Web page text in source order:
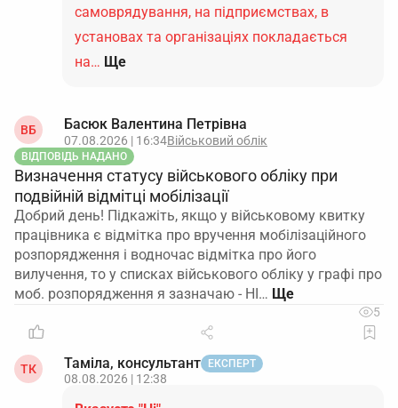
самоврядування, на підприємствах, в
установах та організаціях покладається
на… Ще
ВБ Басюк Валентина Петрівна
07.08.2026 | 16:34Військовий облік
ВІДПОВІДЬ НАДАНО
Визначення статусу військового обліку при
подвійній відмітці мобілізації
Добрий день! Підкажіть, якщо у військовому квитку
працівника є відмітка про вручення мобілізаційного
розпорядження і водночас відмітка про його
вилучення, то у списках військового обліку у графі про
моб. розпорядження я зазначаю - НІ…
5
ТК Таміла, консультант ЕКСПЕРТ
08.08.2026 | 12:38